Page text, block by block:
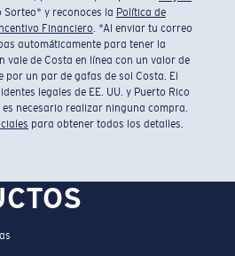
Sorteo* y reconoces la Política de
Financiero. *Al enviar tu correo
automáticamente para tener la
vale de Costa en línea con un valor de
por un par de gafas de sol Costa. El
legales de EE. UU. y Puerto Rico
es necesario realizar ninguna compra.
para obtener todos los detalles.